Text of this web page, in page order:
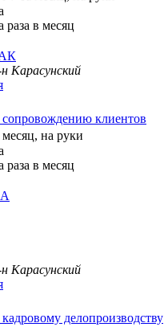
в месяц
Карасунский
клиентов
месяц, на руки
в месяц
Карасунский
делопроизводству